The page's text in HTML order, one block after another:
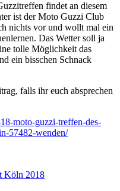
findet an diesem
ist der Moto Guzzi Club
nichts vor und wollt mal ein
Das Wetter soll ja
tolle Möglichkeit das
ein bisschen Schnack
falls ihr euch absprechen
moto-guzzi-treffen-des-
57482-wenden/
Köln 2018